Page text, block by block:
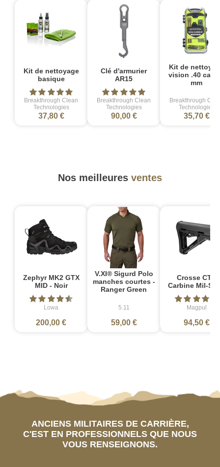
Kit de nettoyage
basique
Breakthrough Clean
Technologies
37,80 €
Clé d'armurier
AR15
Breakthrough Clean
Technologies
90,00 €
Kit de
vision .40 cal/
mm
Breakthrough
Technologies
35,70 €
Nos meilleures ventes
Zephyr MK2 GTX
MID - Noir
Lowa
200,00 €
V.XI® Sigurd Polo
manches courtes -
Ranger Green
5.11
59,00 €
Crosse CTR
Carbine Mil-
Magpul
94,50 €
ANCIENS MILITAIRES DE CARRIÈRE,
C'EST EN PROFESSIONNELS QUE NOUS
VOUS RENSEIGNONS.